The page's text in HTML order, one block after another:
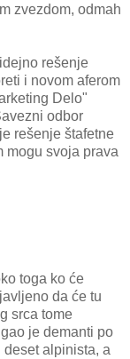
zvezdom, odmah
rešenje
i novom aferom
Delo"
odbor
rešenje štafetne
mogu svoja prava
toga ko će
da će tu
srca tome
je demanti po
alpinista, a